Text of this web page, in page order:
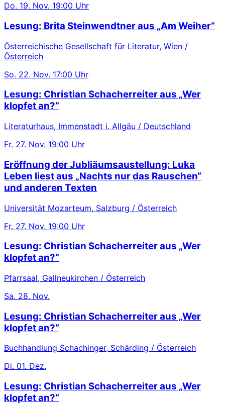
Do. 19. Nov. 19:00 Uhr
Lesung: Brita Steinwendtner aus „Am Weiher“
Österreichische Gesellschaft für Literatur, Wien /
Österreich
So. 22. Nov. 17:00 Uhr
Lesung: Christian Schacherreiter aus „Wer
klopfet an?“
Literaturhaus, Immenstadt i. Allgäu / Deutschland
Fr. 27. Nov. 19:00 Uhr
Eröffnung der Jubliäumsaustellung: Luka
Leben liest aus „Nachts nur das Rauschen“
und anderen Texten
Universität Mozarteum, Salzburg / Österreich
Fr. 27. Nov. 19:00 Uhr
Lesung: Christian Schacherreiter aus „Wer
klopfet an?“
Pfarrsaal, Gallneukirchen / Österreich
Sa. 28. Nov.
Lesung: Christian Schacherreiter aus „Wer
klopfet an?“
Buchhandlung Schachinger, Schärding / Österreich
Di. 01. Dez.
Lesung: Christian Schacherreiter aus „Wer
klopfet an?“